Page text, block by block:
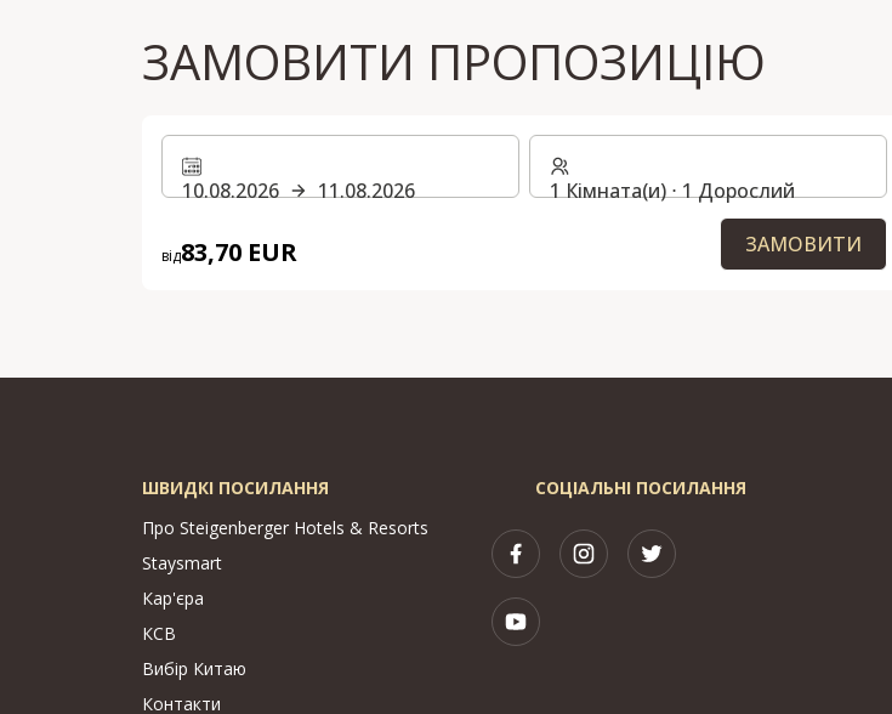
ЗАМОВИТИ ПРОПОЗИЦІЮ
10.08.2026 11.08.2026
від83,70 EUR
1 Кімната(и) ⋅ 1 Дорослий
ЗАМОВИТИ
ШВИДКІ ПОСИЛАННЯ
Про Steigenberger Hotels & Resorts
Staysmart
Кар'єра
КСВ
Вибір Китаю
Контакти
СОЦІАЛЬНІ ПОСИЛАННЯ